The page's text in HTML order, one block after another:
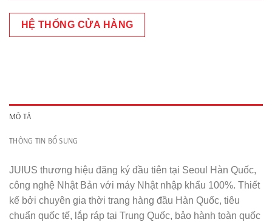
HỆ THỐNG CỬA HÀNG
MÔ TẢ
THÔNG TIN BỔ SUNG
JUIUS thương hiệu đăng ký đầu tiên tại Seoul Hàn Quốc,
công nghệ Nhật Bản với máy Nhật nhập khẩu 100%. Thiết
kế bởi chuyên gia thời trang hàng đầu Hàn Quốc, tiêu
chuẩn quốc tế, lắp ráp tại Trung Quốc, bảo hành toàn quốc